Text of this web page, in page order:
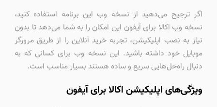
اگر ترجیح می‌دهید از نسخه وب این برنامه استفاده کنید،
نسخه وب اکالا برای آیفون این امکان را به شما می‌دهد تا بدون
نیاز به نصب اپلیکیشن، تجربه خرید آنلاین را از طریق مرورگر
موبایل خود داشته باشید. این نسخه وب برای کسانی که به
دنبال راه‌حل‌هایی سریع و ساده هستند بسیار مناسب است.
ویژگی‌های اپلیکیشن اکالا برای آیفون